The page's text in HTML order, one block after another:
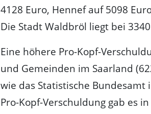
4128 Euro, Hennef auf 5098
Die Stadt Waldbröl liegt bei
Eine höhere Pro-Kopf-
und Gemeinden im Saarland
wie das Statistische
Pro-Kopf-Verschuldung gab es